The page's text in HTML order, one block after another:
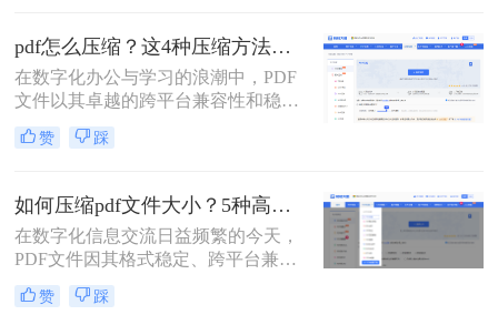
握压缩PDF文件的方法至关重要。那
么呢？本文将详细介绍多种常用且有
效的pdf压缩方法。通过遵循这些指
南，您可以轻松减小PDF文件体积，
提升效率。
pdf怎么压缩？这4种压缩方法助您pdf文件“瘦身”！
在数字化办公与学习的浪潮中，PDF
文件以其卓越的跨平台兼容性和稳定
的格式呈现，成为了我们日常工作、
学习和交流中不可或缺的载体。然
复杂排版的广泛应用，PDF文件的体
积也日益“臃肿”。一个几十兆甚至上
百兆的PDF文件，不仅占用宝贵的存
储空间，更在通过邮件发送、即时通
讯工具传输或上传至云盘时，变得异
常缓慢且不便。
赞 踩
如何压缩pdf文件大小？5种高效压缩全面解析！
在数字化信息交流日益频繁的今天，
PDF文件因其格式稳定、跨平台兼容
的特性而成为文档分发的首选。然
而，过大的PDF文件常常带来诸多不
赞 踩